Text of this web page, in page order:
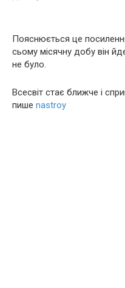
Пояснюється це
сьому місячну добу він
не було.
Всесвіт стає ближче і
пише nastroy